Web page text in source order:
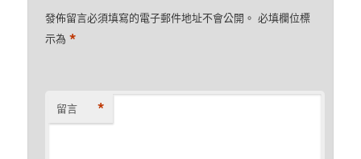
發佈留言必須填寫的電子郵件地址不會公開。 必填欄位標
示為*
留言 *